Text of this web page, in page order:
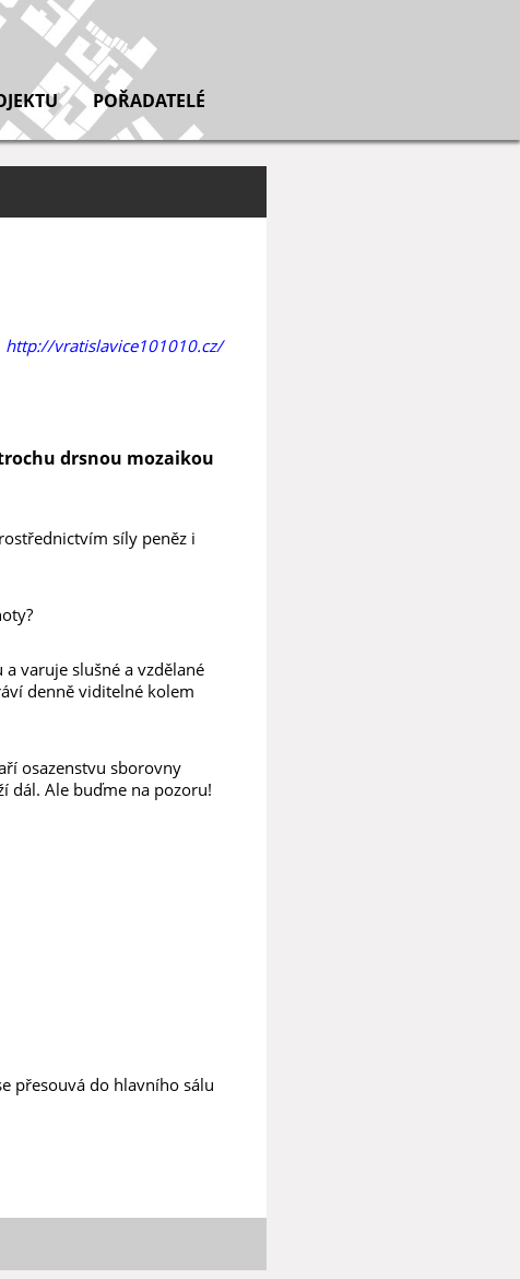
POŘADATELÉ
http://vratislavice101010.cz/
drsnou mozaikou
síly peněz i
varuje slušné a vzdělané
denně viditelné kolem
osazenstvu sborovny
dál. Ale buďme na pozoru!
přesouvá do hlavního sálu